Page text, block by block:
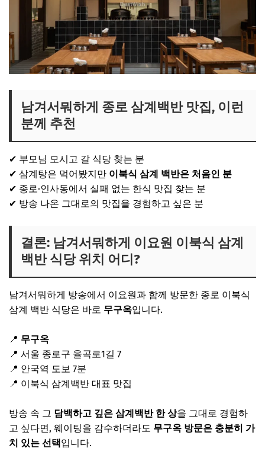
남겨서뭐하게 종로 삼계백반 맛집, 이런
분께 추천
✔ 부모님 모시고 갈 식당 찾는 분
✔ 삼계탕은 먹어봤지만 이북식 삼계 백반은 처음인 분
✔ 종로·인사동에서 실패 없는 한식 맛집 찾는 분
✔ 방송 나온 그대로의 맛집을 경험하고 싶은 분
결론: 남겨서뭐하게 이요원 이북식 삼계
백반 식당 위치 어디?
남겨서뭐하게 방송에서 이요원과 함께 방문한 종로 이북식
삼계 백반 식당은 바로 무구옥입니다.
📍 무구옥
📍 서울 종로구 율곡로1길 7
📍 안국역 도보 7분
📍 이북식 삼계백반 대표 맛집
방송 속 그 담백하고 깊은 삼계백반 한 상을 그대로 경험하
고 싶다면, 웨이팅을 감수하더라도 무구옥 방문은 충분히 가
치 있는 선택입니다.